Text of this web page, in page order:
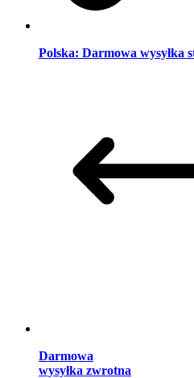
Polska: Darmowa wysyłka
Darmowa
wysyłka zwrotna